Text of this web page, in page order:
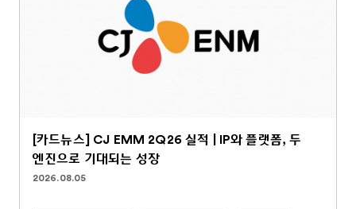
[카드뉴스] CJ EMM 2Q26 실적 | IP와 플랫폼, 두
엔진으로 기대되는 성장
2026.08.05